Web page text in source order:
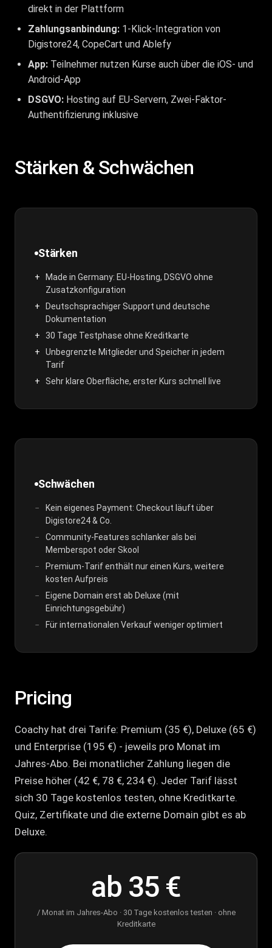
direkt in der Plattform
Zahlungsanbindung: 1-Klick-Integration von
Digistore24, CopeCart und Ablefy
App: Teilnehmer nutzen Kurse auch über die iOS- und
Android-App
DSGVO: Hosting auf EU-Servern, Zwei-Faktor-
Authentifizierung inklusive
Stärken & Schwächen
Stärken
Made in Germany: EU-Hosting, DSGVO ohne
Zusatzkonfiguration
Deutschsprachiger Support und deutsche
Dokumentation
30 Tage Testphase ohne Kreditkarte
Unbegrenzte Mitglieder und Speicher in jedem
Tarif
Sehr klare Oberfläche, erster Kurs schnell live
Schwächen
Kein eigenes Payment: Checkout läuft über
Digistore24 & Co.
Community-Features schlanker als bei
Memberspot oder Skool
Premium-Tarif enthält nur einen Kurs, weitere
kosten Aufpreis
Eigene Domain erst ab Deluxe (mit
Einrichtungsgebühr)
Für internationalen Verkauf weniger optimiert
Pricing
Coachy hat drei Tarife: Premium (35 €), Deluxe (65 €)
und Enterprise (195 €) - jeweils pro Monat im
Jahres-Abo. Bei monatlicher Zahlung liegen die
Preise höher (42 €, 78 €, 234 €). Jeder Tarif lässt
sich 30 Tage kostenlos testen, ohne Kreditkarte.
Quiz, Zertifikate und die externe Domain gibt es ab
Deluxe.
ab 35 €
/ Monat im Jahres-Abo · 30 Tage kostenlos testen · ohne
Kreditkarte